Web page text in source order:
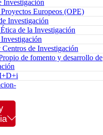
Investigación
Europeos (OPE)
Investigación
de la Investigación
de Investigación
de fomento y desarrollo de